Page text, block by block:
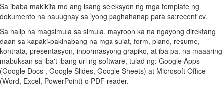
Sa ibaba makikita mo ang isang seleksyon ng mga template ng
dokumento na nauugnay sa iyong paghahanap para sa:recent cv.
Sa halip na magsimula sa simula, mayroon ka na ngayong direktang
daan sa kapaki-pakinabang na mga sulat, form, plano, resume,
kontrata, presentasyon, inpormasyong grapiko, at iba pa. na maaaring
mabuksan sa iba't ibang uri ng software, tulad ng: Google Apps
(Google Docs , Google Slides, Google Sheets) at Microsoft Office
(Word, Excel, PowerPoint) o PDF reader.